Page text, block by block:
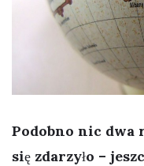
Podobno nic dwa
się zdarzyło –